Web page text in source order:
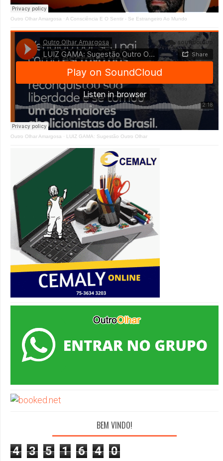
Outro Olhar Amargosa · A Consciência E O Sentir - Se Estrangeiro Ao Mundo
Outro Olhar Amargosa · LUIZ GAMA: Sugestão Outro Olhar
BEM VINDO!
4 3 5 1 6 4 0